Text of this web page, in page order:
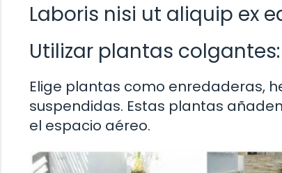
Laboris nisi ut aliquip ex
Utilizar plantas colgantes:
Elige plantas como enredaderas,
suspendidas. Estas plantas
el espacio aéreo.